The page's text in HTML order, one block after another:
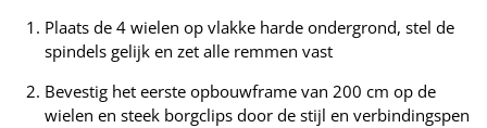
Plaats de 4 wielen op vlakke harde ondergrond, stel de
spindels gelijk en zet alle remmen vast
Bevestig het eerste opbouwframe van 200 cm op de
wielen en steek borgclips door de stijl en verbindingspen